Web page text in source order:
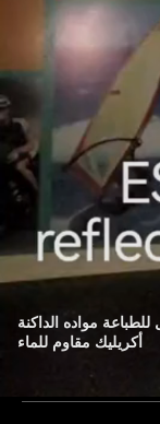
مواده الداكنة
أكريليك مقاوم للماء